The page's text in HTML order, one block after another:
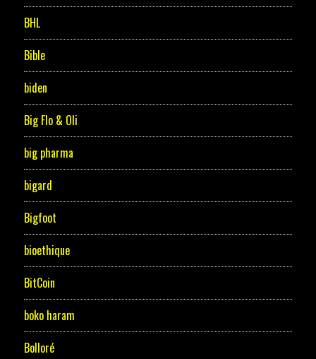
BHL
Bible
biden
Big Flo & Oli
big pharma
bigard
Bigfoot
bioethique
BitCoin
boko haram
Bolloré